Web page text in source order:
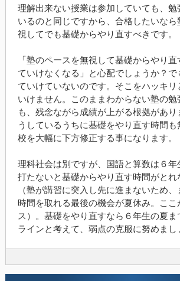
理解出来ない授業は参加していても、勉
いるのと同じですから、合格したいな
視してでも基礎からやり直すべきです。
「塾のペースを無視して基礎からやり
ていけなくなる」と心配でしょうか？で
ていけていないのです。そこをハッキリ
いけません。このままわからない塾の勉
も、残念ながら成績が上がる根拠があり
うしているうちに基礎をやり直す時間も
校を大幅に下方修正する事になります。
理科社会は別ですが、国語と算数は６年
打たないと基礎からやり直す時間がとれ
（塾が講習に突入し先に進まないため
時間を取れる最後の機会が夏休み。ここ
ス）。基礎をやり直すなら６年生の夏
ラインと考えて、弱点の克服に努めまし